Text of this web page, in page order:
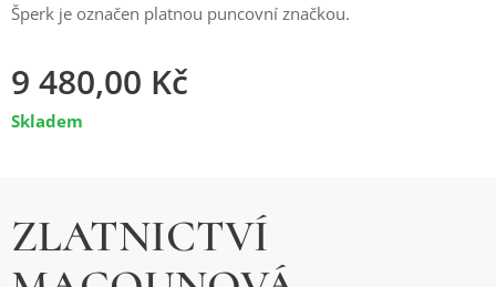
Šperk je označen platnou puncovní značkou.
9 480,00 Kč
Skladem
ZLATNICTVÍ